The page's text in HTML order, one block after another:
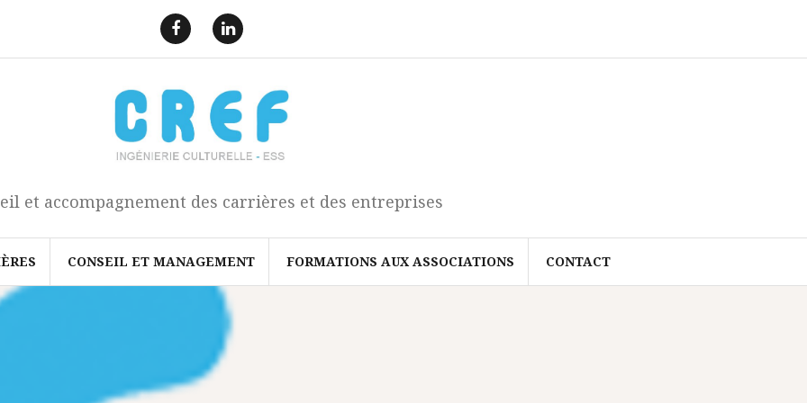
a
c
b
o
k
i
k
e
d
I
n
et accompagnement des carrières et des entreprises
CONSEIL ET MANAGEMENT FORMATIONS AUX ASSOCIATIONS CONTACT